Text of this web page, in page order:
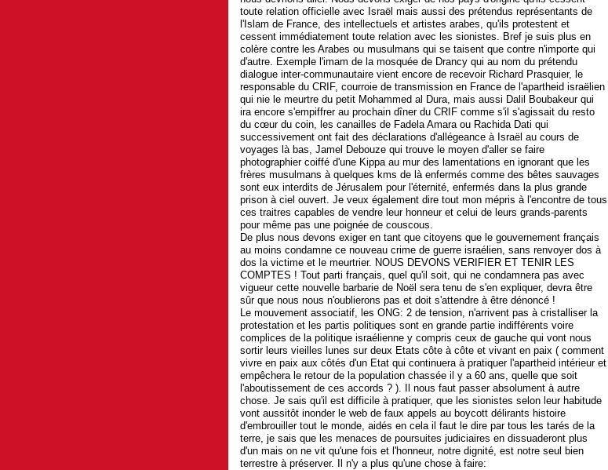
toute relation officielle avec Israël mais aussi des prétendus représentants de
l'Islam de France, des intellectuels et artistes arabes, qu'ils protestent et
cessent immédiatement toute relation avec les sionistes. Bref je suis plus en
colère contre les Arabes ou musulmans qui se taisent que contre n'importe qui
d'autre. Exemple l'imam de la mosquée de Drancy qui au nom du prétendu
dialogue inter-communautaire vient encore de recevoir Richard Prasquier, le
responsable du CRIF, courroie de transmission en France de l'apartheid israëlien
qui nie le meurtre du petit Mohammed al Dura, mais aussi Dalil Boubakeur qui
ira encore s'empiffrer au prochain dîner du CRIF comme s'il s'agissait du resto
du cœur du coin, les canailles de Fadela Amara ou Rachida Dati qui
successivement ont fait des déclarations d'allégeance à Israël au cours de
voyages là bas, Jamel Debouze qui trouve le moyen d'aller se faire
photographier coiffé d'une Kippa au mur des lamentations en ignorant que les
frères musulmans à quelques kms de là enfermés comme des bêtes sauvages
sont eux interdits de Jérusalem pour l'éternité, enfermés dans la plus grande
prison à ciel ouvert. Je veux également dire tout mon mépris à l'encontre de tous
ces traitres capables de vendre leur honneur et celui de leurs grands-parents
pour même pas une poignée de couscous.
De plus nous devons exiger en tant que citoyens que le gouvernement français
au moins condamne ce nouveau crime de guerre israélien, sans renvoyer dos à
dos la victime et le meurtrier. NOUS DEVONS VERIFIER ET TENIR LES
COMPTES ! Tout parti français, quel qu'il soit, qui ne condamnera pas avec
vigueur cette nouvelle barbarie de Noël sera tenu de s'en expliquer, devra être
sûr que nous nous n'oublierons pas et doit s'attendre à être dénoncé !
Le mouvement associatif, les ONG: 2 de tension, n'arrivent pas à cristalliser la
protestation et les partis politiques sont en grande partie indifférents voire
complices de la politique israélienne y compris ceux de gauche qui vont nous
sortir leurs vieilles lunes sur deux Etats côte à côte et vivant en paix ( comment
vivre en paix aux côtés d'un Etat qui continuera à pratiquer l'apartheid intérieur et
empêchera le retour de la population chassée il y a 60 ans, quelle que soit
l'aboutissement de ces accords ? ). Il nous faut passer absolument à autre
chose. Je sais qu'il est difficile à pratiquer, que les sionistes selon leur habitude
vont aussitôt inonder le web de faux appels au boycott délirants histoire
d'embrouiller tout le monde, aidés en cela il faut le dire par tous les tarés de la
terre, je sais que les menaces de poursuites judiciaires en dissuaderont plus
d'un mais on ne vit qu'une fois et l'honneur, notre dignité, est notre seul bien
terrestre à préserver. Il n'y a plus qu'une chose à faire: